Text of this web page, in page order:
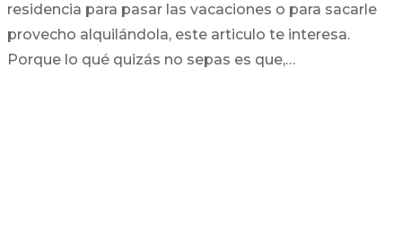
residencia para pasar las vacaciones o para sacarle
provecho alquilándola, este articulo te interesa.
Porque lo qué quizás no sepas es que,…